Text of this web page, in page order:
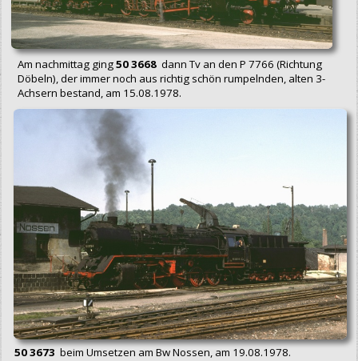
Am nachmittag ging50 3668dann Tv an den P 7766 (Richtung
Döbeln), der immer noch aus richtig schön rumpelnden, alten 3-
Achsern bestand, am 15.08.1978.
50 3673 beim Umsetzen am Bw Nossen, am 19.08.1978.